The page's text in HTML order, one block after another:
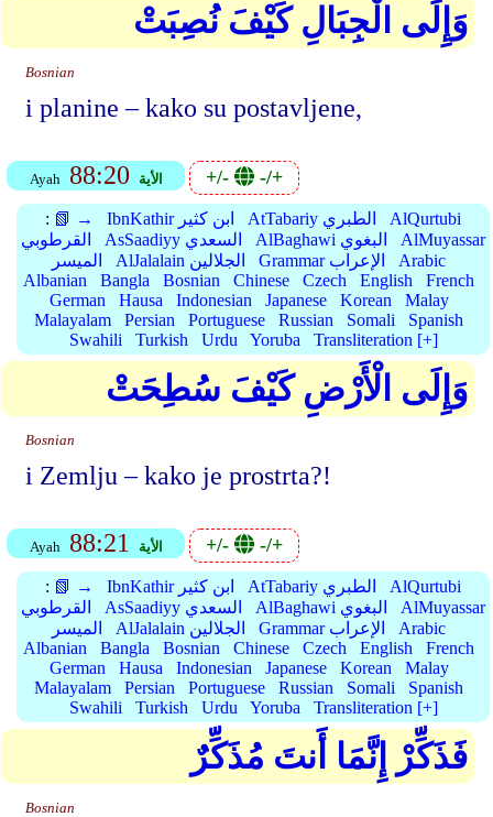
وَإِلَى الْجِبَالِ كَيْفَ نُصِبَتْ
Bosnian
i planine – kako su postavljene,
Ayah 88:20 الأية +/- -/+
: 📗 → IbnKathir ابن كثير AtTabariy الطبري
AlQurtubi
القرطوبي
AsSaadiyy السعدي AlBaghawi البغوي
AlMuyassar
الميسر
AlJalalain الجلالين Grammar الإعراب
Arabic
Albanian
Bangla Bosnian Chinese Czech English
French
German
Hausa Indonesian Japanese Korean
Malay
Malayalam
Persian Portuguese Russian Somali
Spanish
Swahili
Turkish Urdu Yoruba Transliteration [+]
وَإِلَى الْأَرْضِ كَيْفَ سُطِحَتْ
Bosnian
i Zemlju – kako je prostrta?!
Ayah 88:21 الأية +/- -/+
: 📗 → IbnKathir ابن كثير AtTabariy الطبري
AlQurtubi
القرطوبي
AsSaadiyy السعدي AlBaghawi البغوي
AlMuyassar
الميسر
AlJalalain الجلالين Grammar الإعراب
Arabic
Albanian
Bangla Bosnian Chinese Czech English
French
German
Hausa Indonesian Japanese Korean
Malay
Malayalam
Persian Portuguese Russian Somali
Spanish
Swahili
Turkish Urdu Yoruba Transliteration [+]
فَذَكِّرْ إِنَّمَا أَنتَ مُذَكِّرٌ
Bosnian